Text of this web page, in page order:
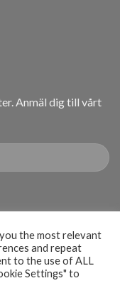
Anmäl dig till vårt
the most relevant
and repeat
to the use of ALL
Settings" to